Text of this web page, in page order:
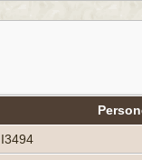
I3494